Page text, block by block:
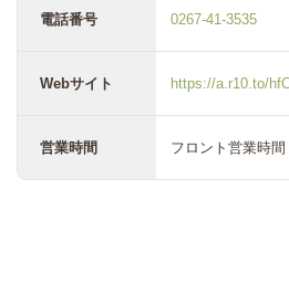
電話番号 0267-41-3535
Webサイト https://a.r10.to/
営業時間 フロント営業時